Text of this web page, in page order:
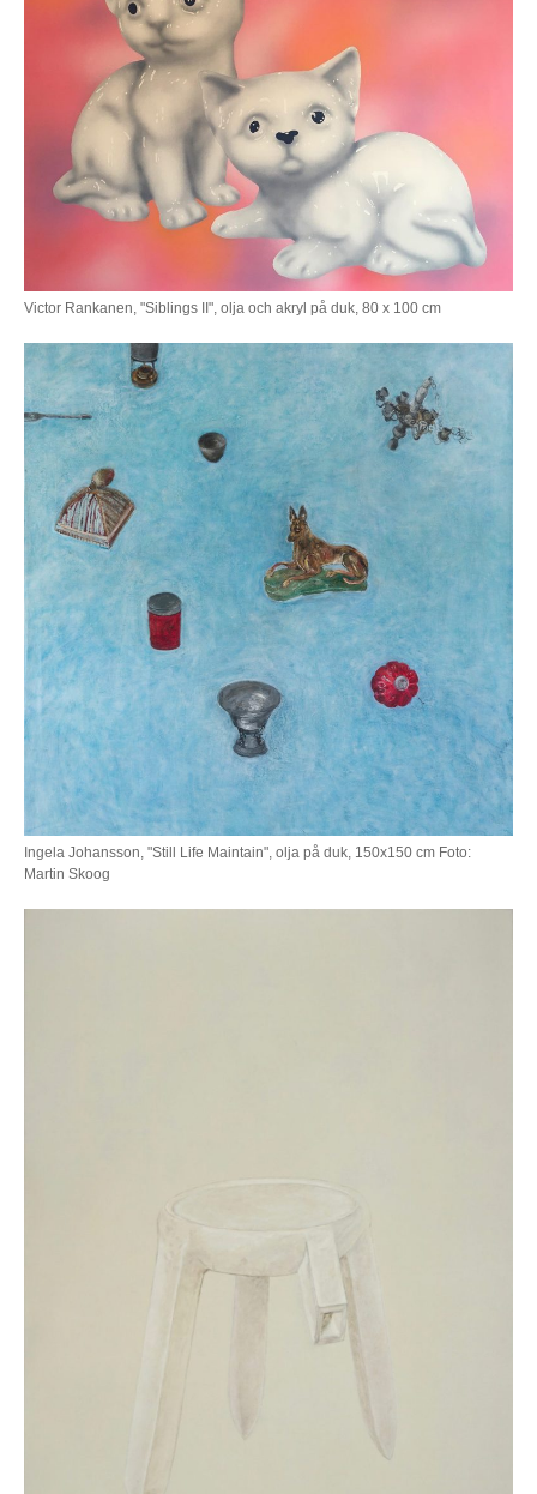
Victor Rankanen, "Siblings II", olja och akryl på duk, 80 x 100 cm
Ingela Johansson, "Still Life Maintain", olja på duk, 150x150 cm Foto:
Martin Skoog